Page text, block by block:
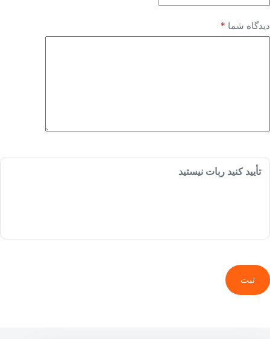
دیدگاه شما *
تأیید کنید ربات نیستید
ثبت